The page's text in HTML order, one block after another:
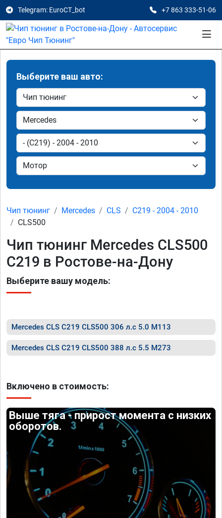
Telegram: EuroCT_bot +7 863 333-51-06
Выберите ваш авто:
Чип тюнинг Mercedes CLS
C219 - 2004 - 2010
CLS500
Чип тюнинг Mercedes CLS500
C219 в Ростове-на-Дону
Выберите вашу модель:
Mercedes CLS C219 CLS500 306 л.с 5.0 M113
Mercedes CLS C219 CLS500 388 л.с 5.5 M273
Включено в стоимость:
Выше тяга - прирост момента с низких
оборотов.